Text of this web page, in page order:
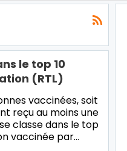
le top 10
(RTL)
vaccinées, soit
reçu au moins une
classe dans le top
vaccinée par…